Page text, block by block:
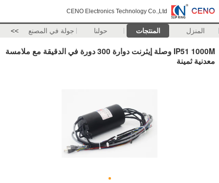
CENO Electronics Technology Co.,Ltd
المنزل المنتجات حولنا جولة في المصنع >>
IP51 1000M وصلة إيثرنت دوارة 300 دورة في الدقيقة مع ملامسة
معدنية ثمينة